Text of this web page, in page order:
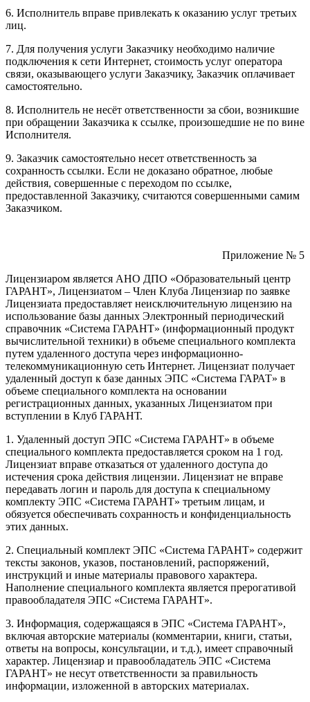
6. Исполнитель вправе привлекать к оказанию услуг третьих
лиц.
7. Для получения услуги Заказчику необходимо наличие
подключения к сети Интернет, стоимость услуг оператора
связи, оказывающего услуги Заказчику, Заказчик оплачивает
самостоятельно.
8. Исполнитель не несёт ответственности за сбои, возникшие
при обращении Заказчика к ссылке, произошедшие не по вине
Исполнителя.
9. Заказчик самостоятельно несет ответственность за
сохранность ссылки. Если не доказано обратное, любые
действия, совершенные с переходом по ссылке,
предоставленной Заказчику, считаются совершенными самим
Заказчиком.
Приложение № 5
Лицензиаром является АНО ДПО «Образовательный центр
ГАРАНТ», Лицензиатом – Член Клуба Лицензиар по заявке
Лицензиата предоставляет неисключительную лицензию на
использование базы данных Электронный периодический
справочник «Система ГАРАНТ» (информационный продукт
вычислительной техники) в объеме специального комплекта
путем удаленного доступа через информационно-
телекоммуникационную сеть Интернет. Лицензиат получает
удаленный доступ к базе данных ЭПС «Система ГАРАТ» в
объеме специального комплекта на основании
регистрационных данных, указанных Лицензиатом при
вступлении в Клуб ГАРАНТ.
1. Удаленный доступ ЭПС «Система ГАРАНТ» в объеме
специального комплекта предоставляется сроком на 1 год.
Лицензиат вправе отказаться от удаленного доступа до
истечения срока действия лицензии. Лицензиат не вправе
передавать логин и пароль для доступа к специальному
комплекту ЭПС «Система ГАРАНТ» третьим лицам, и
обязуется обеспечивать сохранность и конфиденциальность
этих данных.
2. Специальный комплект ЭПС «Система ГАРАНТ» содержит
тексты законов, указов, постановлений, распоряжений,
инструкций и иные материалы правового характера.
Наполнение специального комплекта является прерогативой
правообладателя ЭПС «Система ГАРАНТ».
3. Информация, содержащаяся в ЭПС «Система ГАРАНТ»,
включая авторские материалы (комментарии, книги, статьи,
ответы на вопросы, консультации, и т.д.), имеет справочный
характер. Лицензиар и правообладатель ЭПС «Система
ГАРАНТ» не несут ответственности за правильность
информации, изложенной в авторских материалах.